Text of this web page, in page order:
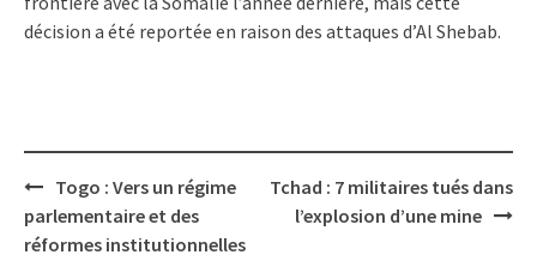
décision a été reportée en raison des attaques d’Al Shebab.
Post
navigation
Togo : Vers un régime
parlementaire et des
réformes institutionnelles
Tchad : 7 militaires tués dans
l’explosion d’une mine